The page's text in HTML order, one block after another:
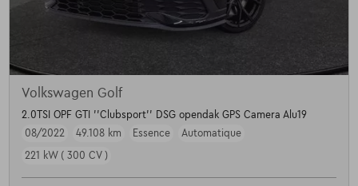
Volkswagen Golf
2.0TSI OPF GTI ''Clubsport'' DSG opendak GPS Camera Alu19
08/2022
49.108 km Essence
Automatique
221 kW ( 300 CV )